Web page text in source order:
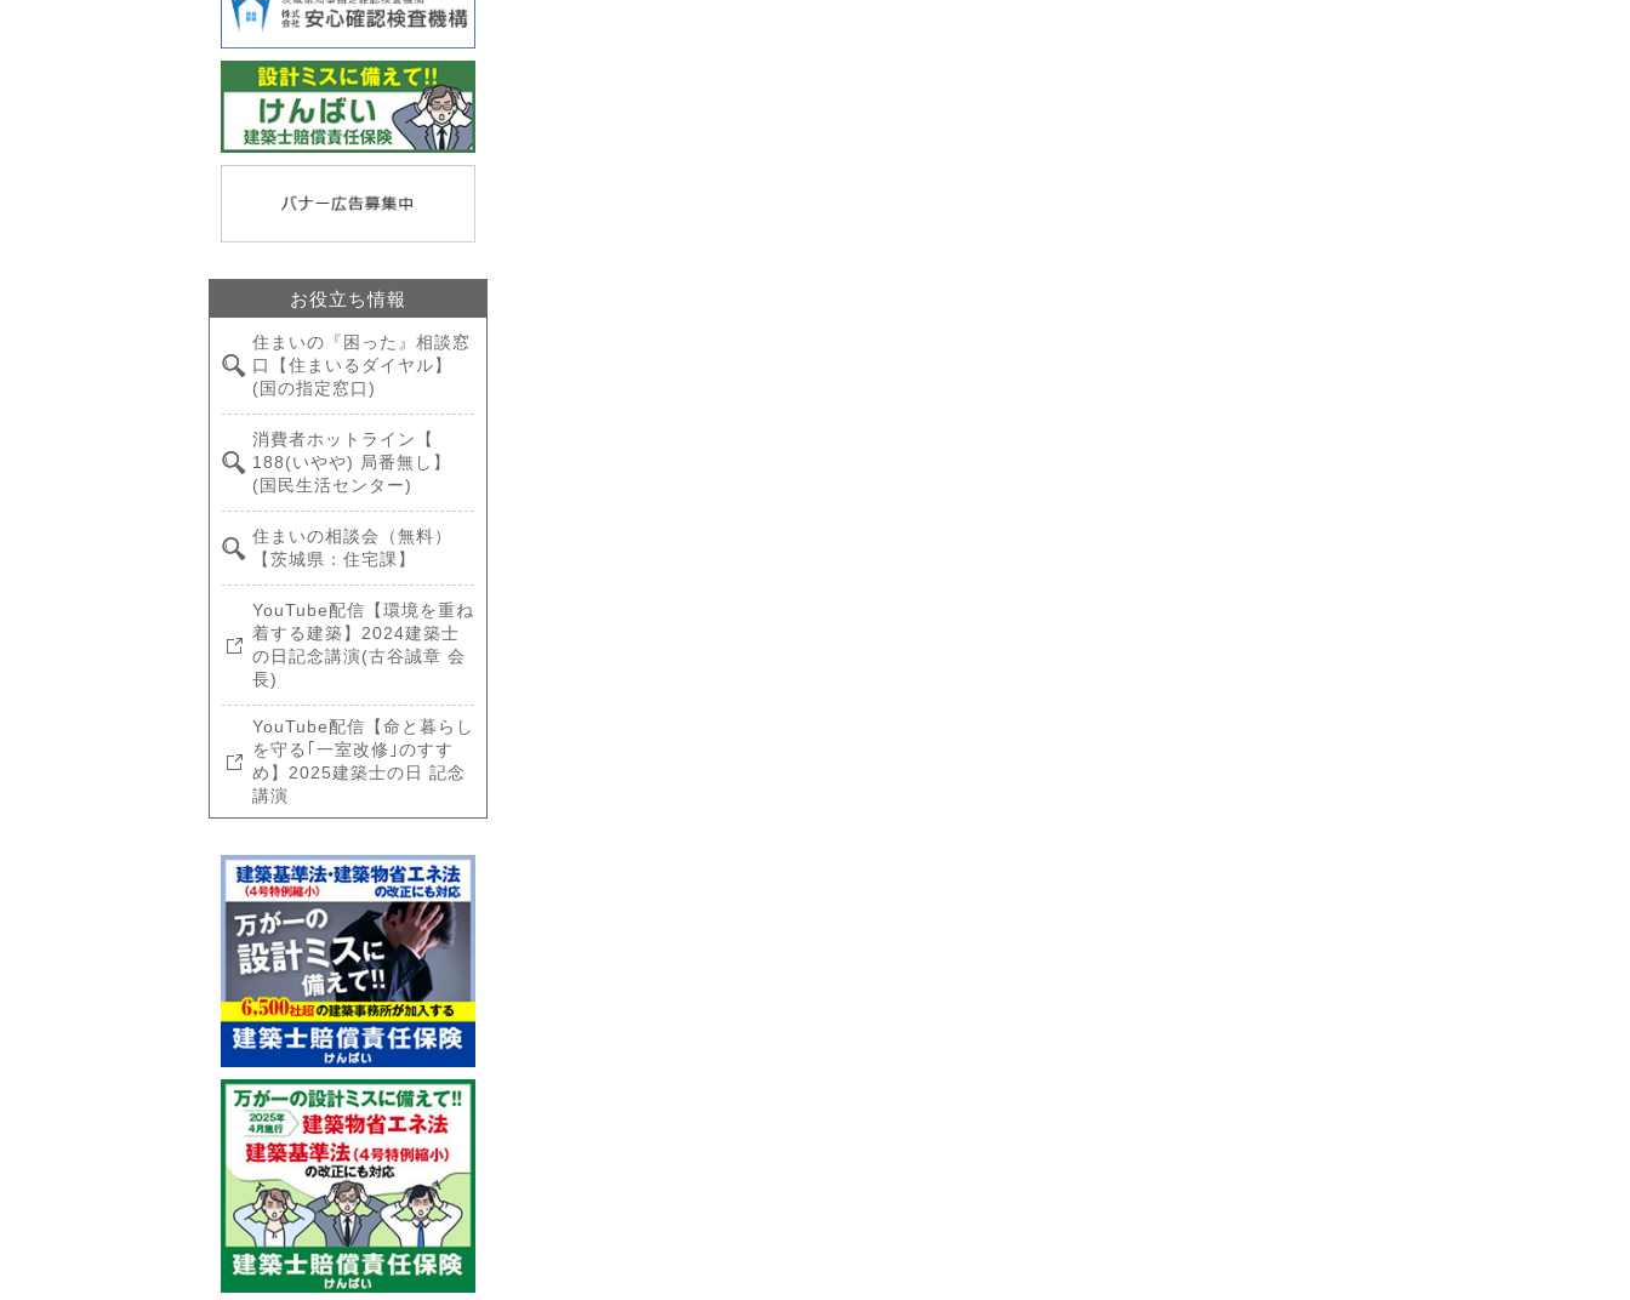
お役立ち情報
住まいの『困った』相談窓
口【住まいるダイヤル】
(国の指定窓口)
消費者ホットライン【
188(いやや) 局番無し】
(国民生活センター)
住まいの相談会（無料）
【茨城県：住宅課】
YouTube配信【環境を重ね
着する建築】2024建築士
の日記念講演(古谷誠章 会
長)
YouTube配信【命と暮らし
を守る｢一室改修｣のすす
め】2025建築士の日 記念
講演